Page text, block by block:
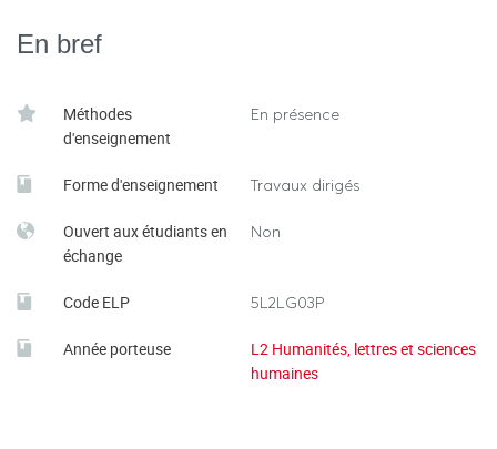
En bref
Méthodes
d'enseignement
En présence
Forme d'enseignement Travaux dirigés
Ouvert aux étudiants en
échange
Non
Code ELP 5L2LG03P
Année porteuse
L2 Humanités, lettres et sciences
humaines